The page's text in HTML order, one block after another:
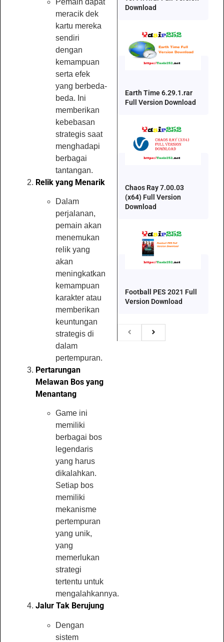
meracik dek
kartu mereka
sendiri
dengan
kemampuan
serta efek
yang berbeda-
beda. Ini
memberikan
kebebasan
strategis saat
menghadapi
berbagai
tantangan.
Relik yang Menarik
Dalam
perjalanan,
pemain akan
menemukan
relik yang
akan
meningkatkan
kemampuan
karakter atau
memberikan
keuntungan
strategis di
dalam
pertempuran.
Pertarungan
Melawan Bos yang
Menantang
Game ini
memiliki
berbagai bos
legendaris
yang harus
dikalahkan.
Setiap bos
memiliki
mekanisme
pertempuran
yang unik,
yang
memerlukan
strategi
tertentu untuk
mengalahkannya.
Jalur Tak Berujung
Dengan
sistem
Download
Earth Time 6.29.1.rar
Full Version Download
Chaos Ray 7.00.03
(x64) Full Version
Download
Football PES 2021 Full
Version Download